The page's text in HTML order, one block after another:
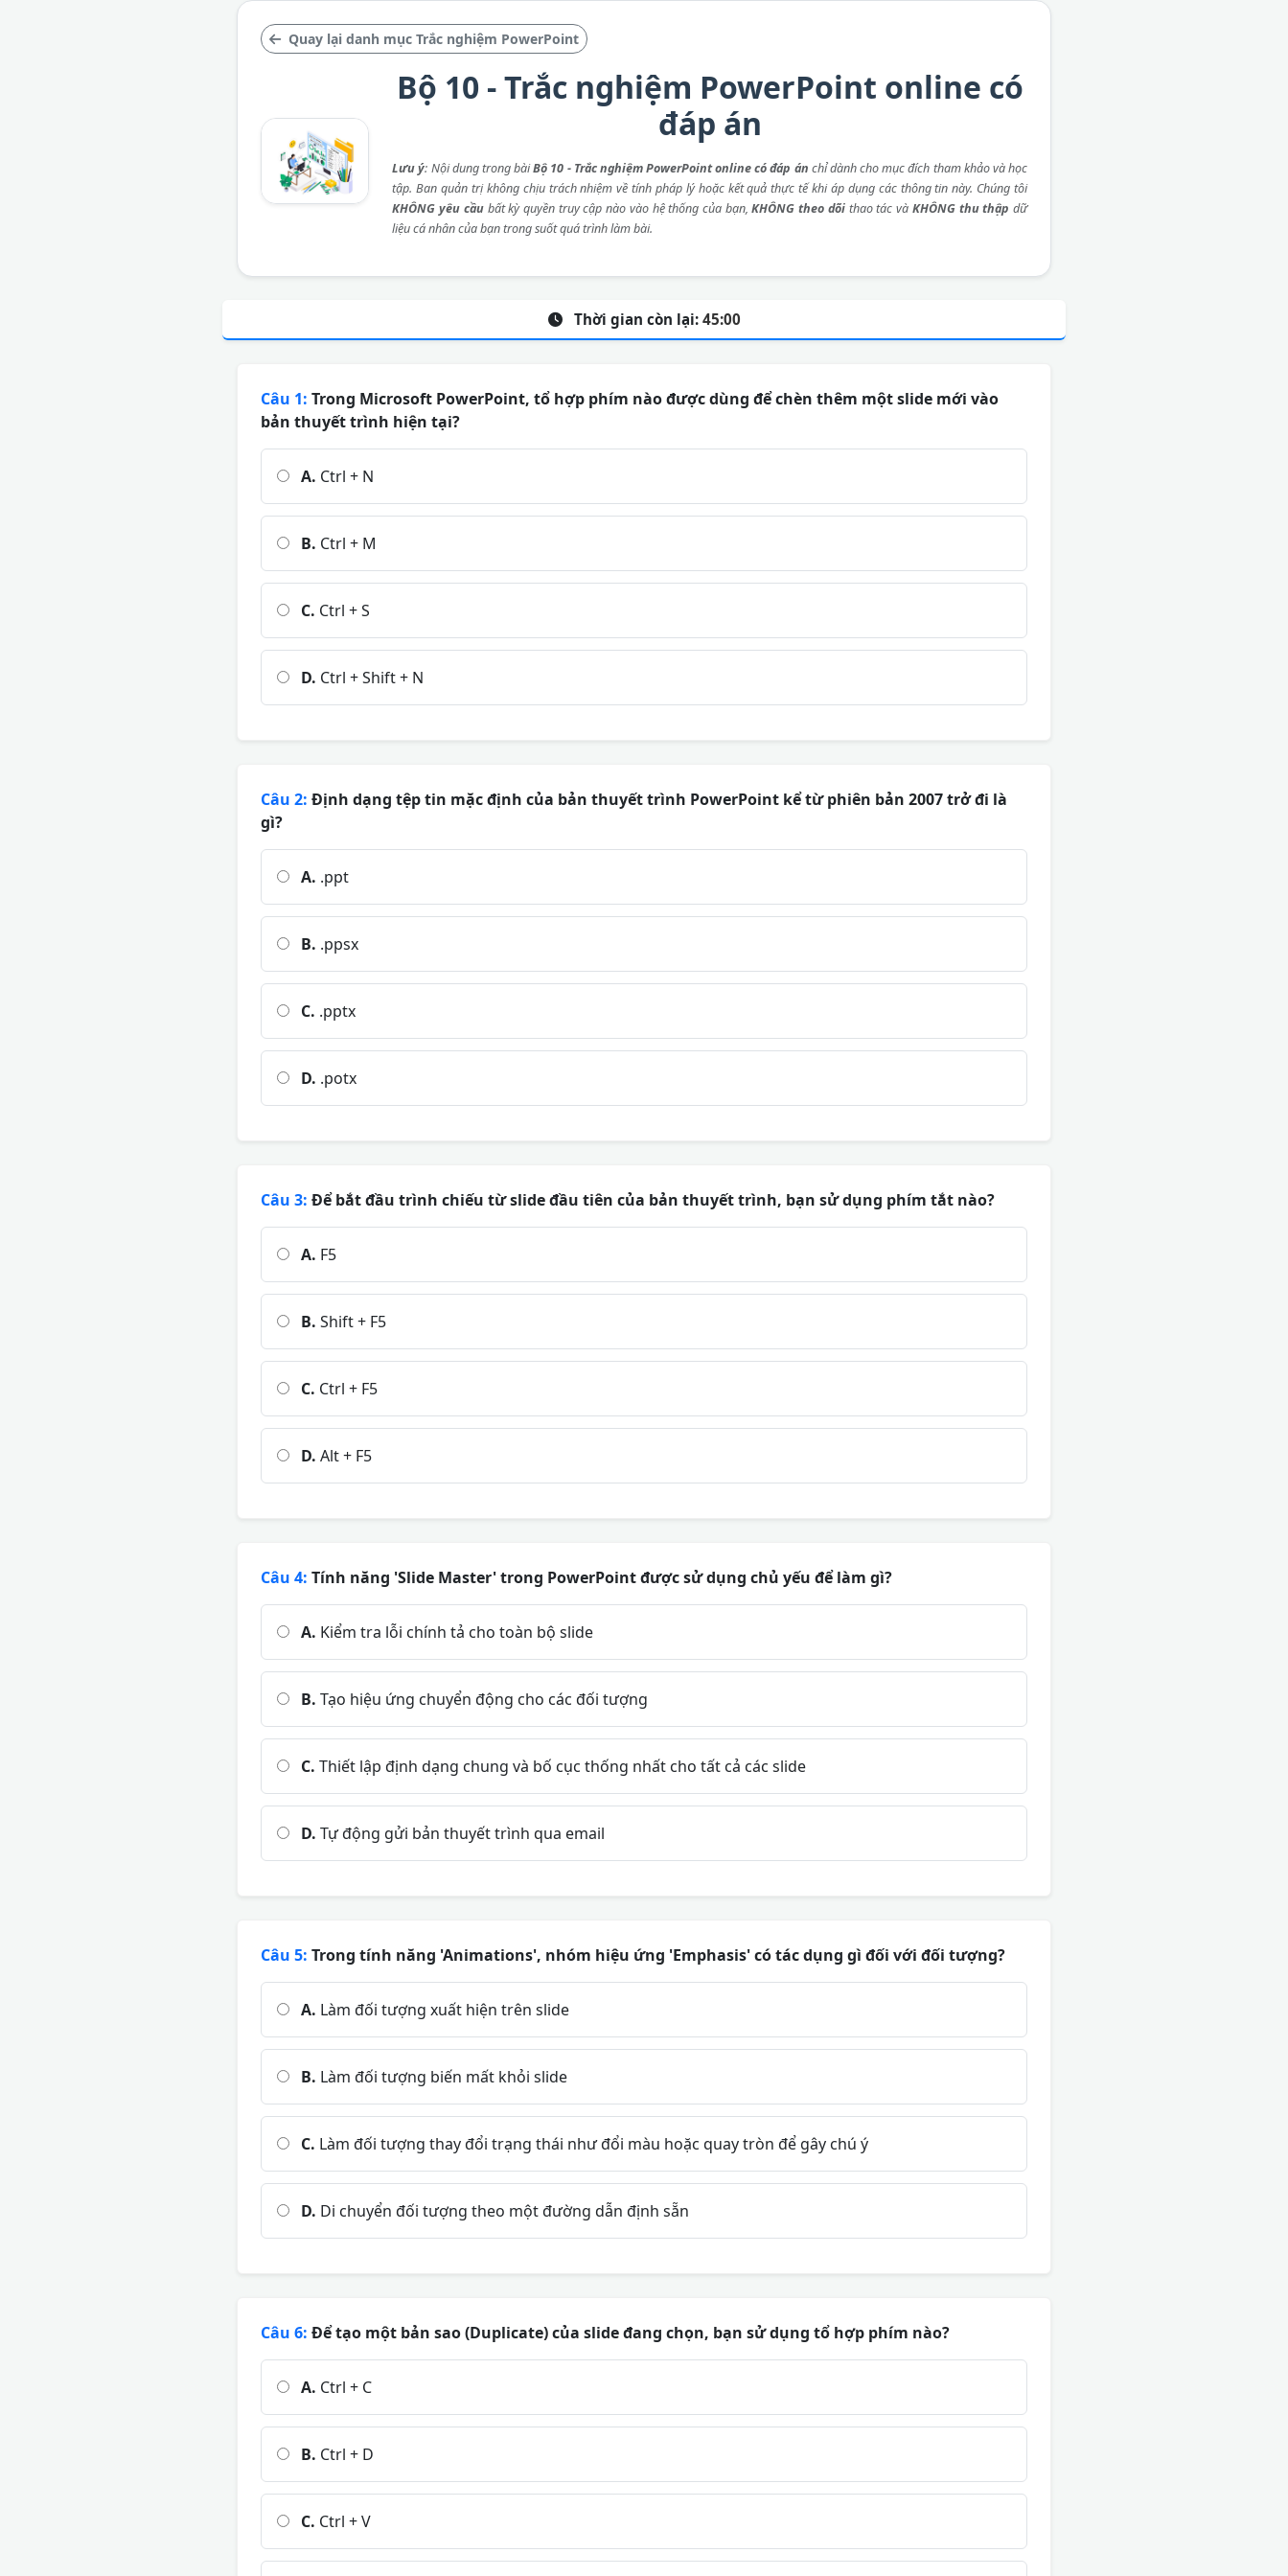
Quay lại danh mục Trắc nghiệm PowerPoint
Bộ 10 - Trắc nghiệm PowerPoint online có
đáp án
Lưu ý: Nội dung trong bàiBộ 10 - Trắc nghiệm PowerPoint online có đáp án chỉ dành cho mục đích tham khảo và học
tập. Ban quản trị không chịu trách nhiệm về tính pháp lý hoặc kết quả thực tế khi áp dụng các thông tin này. Chúng tôi
KHÔNG yêu cầubất kỳ quyền truy cập nào vào hệ thống của bạn,KHÔNG theo dõithao tác và KHÔNG thu thập dữ
liệu cá nhân của bạn trong suốt quá trình làm bài.
Thời gian còn lại: 45:00
Câu 1: Trong Microsoft PowerPoint, tổ hợp phím nào được dùng để chèn thêm một slide mới vào
bản thuyết trình hiện tại?
A. Ctrl + N
B. Ctrl + M
C. Ctrl + S
D. Ctrl + Shift + N
Câu 2: Định dạng tệp tin mặc định của bản thuyết trình PowerPoint kể từ phiên bản 2007 trở đi là
gì?
A. .ppt
B. .ppsx
C. .pptx
D. .potx
Câu 3: Để bắt đầu trình chiếu từ slide đầu tiên của bản thuyết trình, bạn sử dụng phím tắt nào?
A. F5
B. Shift + F5
C. Ctrl + F5
D. Alt + F5
Câu 4: Tính năng 'Slide Master' trong PowerPoint được sử dụng chủ yếu để làm gì?
A. Kiểm tra lỗi chính tả cho toàn bộ slide
B. Tạo hiệu ứng chuyển động cho các đối tượng
C. Thiết lập định dạng chung và bố cục thống nhất cho tất cả các slide
D. Tự động gửi bản thuyết trình qua email
Câu 5: Trong tính năng 'Animations', nhóm hiệu ứng 'Emphasis' có tác dụng gì đối với đối tượng?
A. Làm đối tượng xuất hiện trên slide
B. Làm đối tượng biến mất khỏi slide
C. Làm đối tượng thay đổi trạng thái như đổi màu hoặc quay tròn để gây chú ý
D. Di chuyển đối tượng theo một đường dẫn định sẵn
Câu 6: Để tạo một bản sao (Duplicate) của slide đang chọn, bạn sử dụng tổ hợp phím nào?
A. Ctrl + C
B. Ctrl + D
C. Ctrl + V